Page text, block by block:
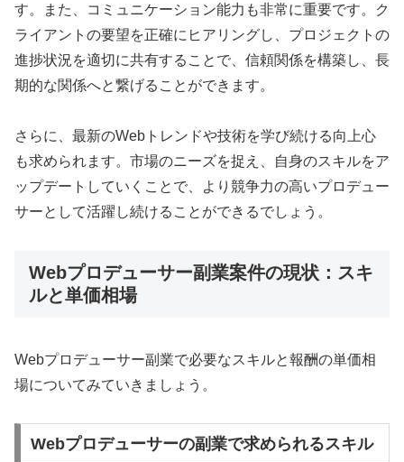
す。また、コミュニケーション能力も非常に重要です。ク
ライアントの要望を正確にヒアリングし、プロジェクトの
進捗状況を適切に共有することで、信頼関係を構築し、長
期的な関係へと繋げることができます。
さらに、最新のWebトレンドや技術を学び続ける向上心
も求められます。市場のニーズを捉え、自身のスキルをア
ップデートしていくことで、より競争力の高いプロデュー
サーとして活躍し続けることができるでしょう。
Webプロデューサー副業案件の現状：スキ
ルと単価相場
Webプロデューサー副業で必要なスキルと報酬の単価相
場についてみていきましょう。
Webプロデューサーの副業で求められるスキル